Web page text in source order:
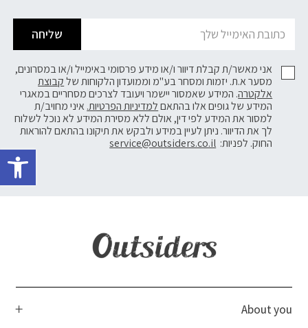
שליחה
אני מאשר/ת קבלת דיוור ו/או מידע פרסומי באימייל ו/או במסרונים,
מסער א.ת. יזמות ומסחר בע"מ וממועדון הלקוחות שלקבוצת
אלקטרה. המידע שאמסור יישמר ויעובד לצרכים מסחריים במאגרי
המידע של גופים אלו בהתאםלמדיניות הפרטיות. איני מחויב/ת
למסור את המידע לפי דין, אולם ללא מסירת המידע לא נוכל לשלוח
לך את הדיוור. ניתן לעיין במידע ולבקש את תיקונו בהתאם להוראות
החוק. לפניות: service@outsiders.co.il
About you